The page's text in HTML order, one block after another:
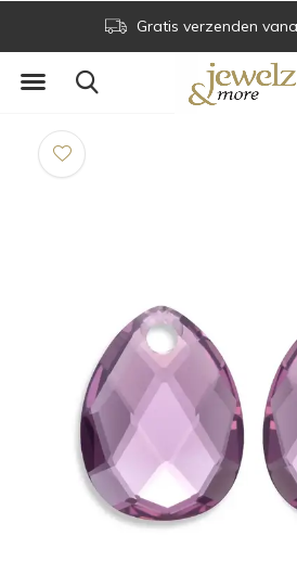
Gratis verzenden